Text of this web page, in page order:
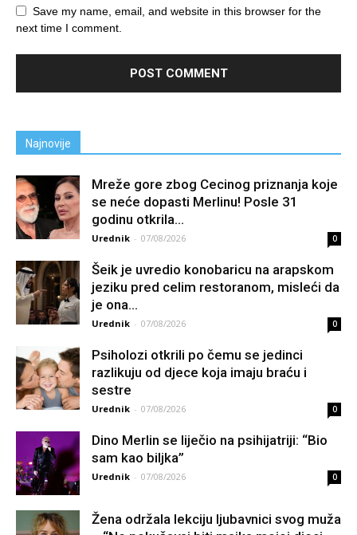
Save my name, email, and website in this browser for the
next time I comment.
Najnovije
Mreže gore zbog Cecinog priznanja koje
se neće dopasti Merlinu! Posle 31
godinu otkrila...
Urednik - 07/08/2026 0
Šeik je uvredio konobaricu na arapskom
jeziku pred celim restoranom, misleći da
je ona...
Urednik - 07/08/2026 0
Psiholozi otkrili po čemu se jedinci
razlikuju od djece koja imaju braću i
sestre
Urednik - 07/08/2026 0
Dino Merlin se liječio na psihijatriji: “Bio
sam kao biljka”
Urednik - 07/08/2026 0
Žena održala lekciju ljubavnici svog muža